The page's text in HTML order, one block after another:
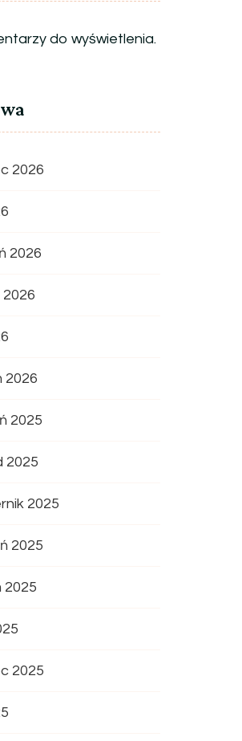
do wyświetlenia.
2026
2026
2026
2025
2025
2025
2025
2025
2025